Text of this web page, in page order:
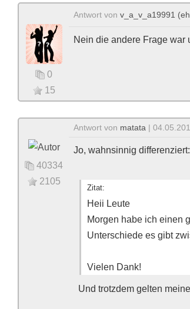
0
15
Antwort von v_a_v_a19991
Nein die andere Frage war
40334
2105
Antwort von matata |
Jo, wahnsinnig differenziert:
Zitat:
Heii Leute
Morgen habe ich einen
Unterschiede es gibt
Vielen Dank!
Und trotzdem gelten